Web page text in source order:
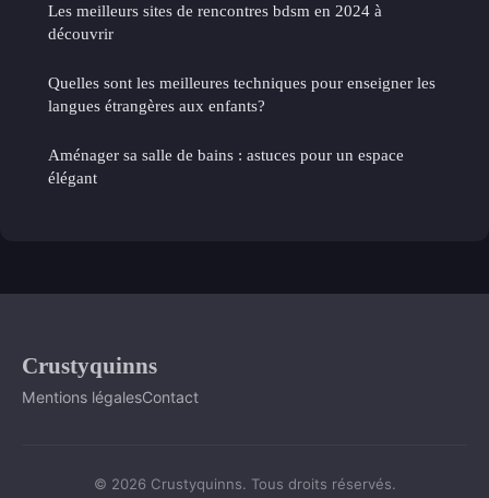
Les meilleurs sites de rencontres bdsm​ en 2024 à
découvrir
Quelles sont les meilleures techniques pour enseigner les
langues étrangères aux enfants?
Aménager sa salle de bains : astuces pour un espace
élégant
Crustyquinns
Mentions légalesContact
© 2026 Crustyquinns. Tous droits réservés.